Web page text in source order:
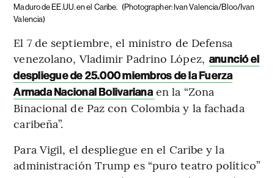
Maduro de EE.UU. en el Caribe. (Photographer: Ivan Valencia/Bloo/Ivan
Valencia)
El 7 de septiembre, el ministro de Defensa
venezolano, Vladimir Padrino López, anunció el
despliegue de 25.000 miembros de la Fuerza
Armada Nacional Bolivariana en la “Zona
Binacional de Paz con Colombia y la fachada
caribeña”.
Para Vigil, el despliegue en el Caribe y la
administración Trump es “puro teatro político”